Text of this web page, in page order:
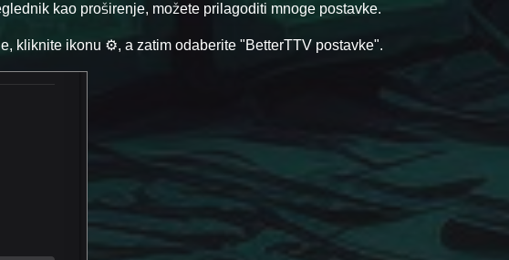
kao proširenje, možete prilagoditi mnoge postavke.
kliknite ikonu ⚙️, a zatim odaberite "BetterTTV postavke".